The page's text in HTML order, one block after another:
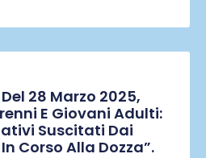
28 Marzo 2025,
E Giovani Adulti:
Suscitati Dai
Corso Alla Dozza”.